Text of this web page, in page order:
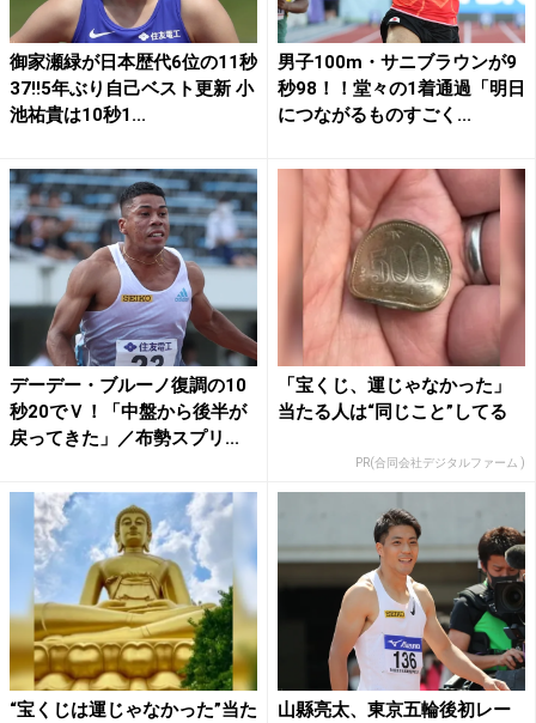
御家瀬緑が日本歴代6位の11秒
37!!5年ぶり自己ベスト更新 小
池祐貴は10秒1...
男子100m・サニブラウンが9
秒98！！堂々の1着通過「明日
につながるものすごく...
デーデー・ブルーノ復調の10
秒20でＶ！「中盤から後半が
戻ってきた」／布勢スプリ...
「宝くじ、運じゃなかった」
当たる人は“同じこと”してる
PR(合同会社デジタルファーム )
“宝くじは運じゃなかった”当た
山縣亮太、東京五輪後初レー